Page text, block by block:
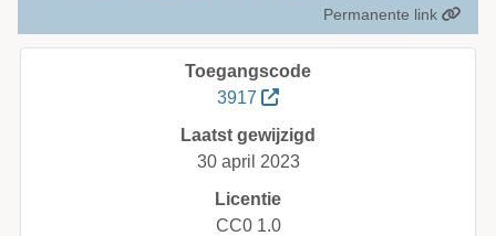
Permanente link
Toegangscode
3917
Laatst gewijzigd
30 april 2023
Licentie
CC0 1.0